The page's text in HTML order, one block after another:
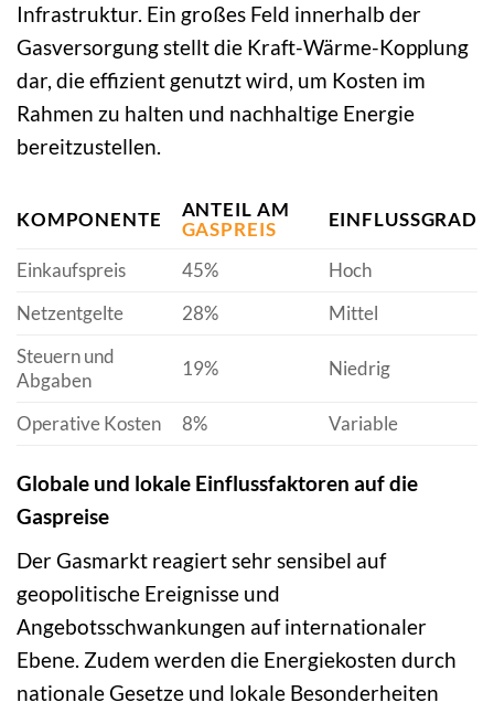
Infrastruktur. Ein großes Feld innerhalb der
Gasversorgung stellt die Kraft-Wärme-Kopplung
dar, die effizient genutzt wird, um Kosten im
Rahmen zu halten und nachhaltige Energie
bereitzustellen.
KOMPONENTE
ANTEIL AM
GASPREIS
EINFLUSSGRAD
Einkaufspreis 45%
Hoch
Netzentgelte
28%
Mittel
Steuern und
Abgaben
19% Niedrig
Operative Kosten 8% Variable
Globale und lokale Einflussfaktoren auf die
Gaspreise
Der Gasmarkt reagiert sehr sensibel auf
geopolitische Ereignisse und
Angebotsschwankungen auf internationaler
Ebene. Zudem werden die Energiekosten durch
nationale Gesetze und lokale Besonderheiten